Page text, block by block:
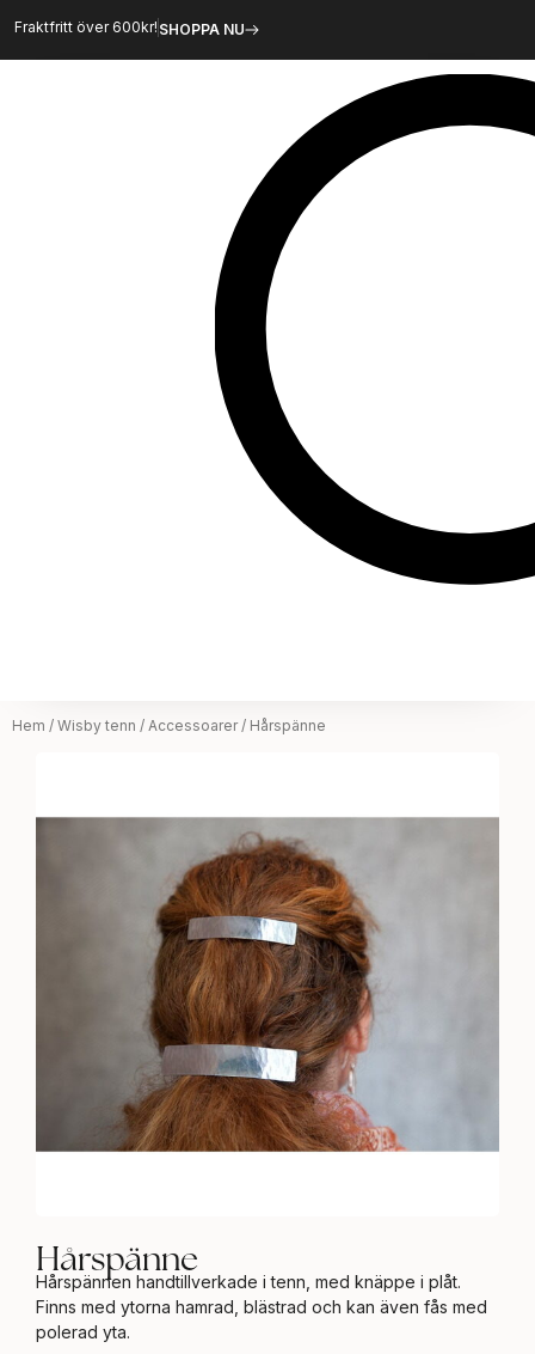
innehåll
Fraktfritt över 600kr! SHOPPA NU
Hem / Wisby tenn / Accessoarer/ Hårspänne
Hårspänne
Hårspännen handtillverkade i tenn, med knäppe i plåt.
Finns med ytorna hamrad, blästrad och kan även fås med
polerad yta.